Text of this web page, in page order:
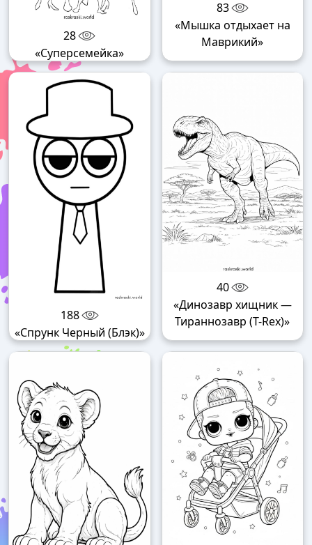
28
«Суперсемейка»
83
«Мышка отдыхает на
Маврикий»
188
«Спрунк Черный (Блэк)»
40
«Динозавр хищник —
Тираннозавр (T-Rex)»